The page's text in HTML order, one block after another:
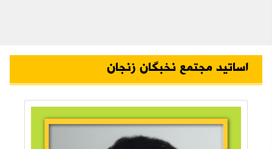
اساتید مجتمع نخبگان زنجان